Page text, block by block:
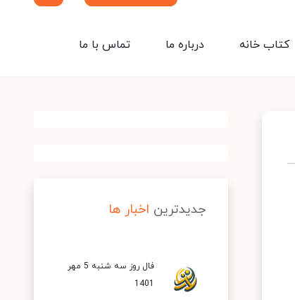
تماس با ما درباره ما کتاب خانه
جدیدترین اخبار ها
فال روز سه شنبه 5 مهر
1401